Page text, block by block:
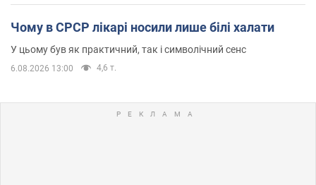
Чому в СРСР лікарі носили лише білі халати
У цьому був як практичний, так і символічний сенс
6.08.2026 13:00 4,6 т.